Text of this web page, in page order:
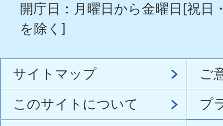
開庁日：月曜日から金曜日[祝日
を除く]
サイトマップ
ご
このサイトについて
プ